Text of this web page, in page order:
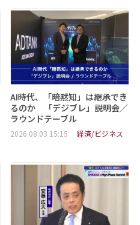
AI時代、「暗黙知」は継承でき
るのか 「デジブレ」説明会／
ラウンドテーブル
2026.08.03 15:15 経済/ビジネス